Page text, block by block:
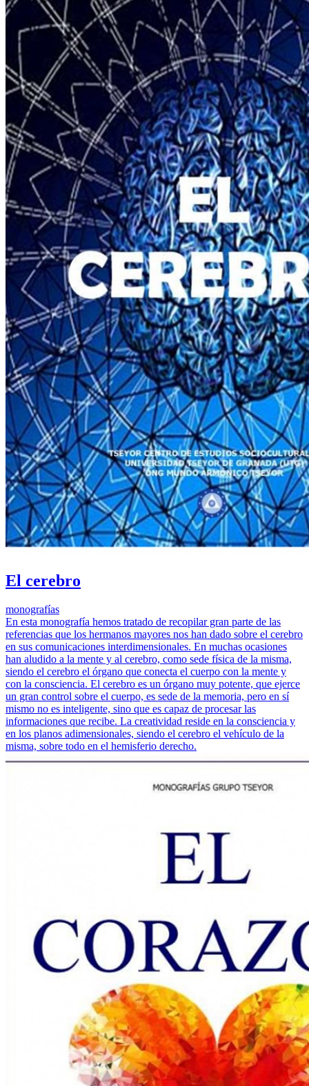
El cerebro
monografías
En esta monografía hemos tratado de recopilar gran parte de las
referencias que los hermanos mayores nos han dado sobre el cerebro
en sus comunicaciones interdimensionales. En muchas ocasiones
han aludido a la mente y al cerebro, como sede física de la misma,
siendo el cerebro el órgano que conecta el cuerpo con la mente y
con la consciencia. El cerebro es un órgano muy potente, que ejerce
un gran control sobre el cuerpo, es sede de la memoria, pero en sí
mismo no es inteligente, sino que es capaz de procesar las
informaciones que recibe. La creatividad reside en la consciencia y
en los planos adimensionales, siendo el cerebro el vehículo de la
misma, sobre todo en el hemisferio derecho.